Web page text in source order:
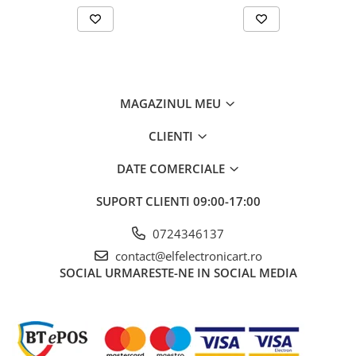
Rezolutie optica
Temperatura exterioara de masura
Greutate cu baterie
Distanța tipică până la punctul de
măsurare
Temperatura de stocare
MAGAZINUL MEU
CLIENTI
DATE COMERCIALE
SUPORT CLIENTI 09:00-17:00
0724346137
contact@elfelectronicart.ro
SOCIAL URMARESTE-NE IN SOCIAL MEDIA